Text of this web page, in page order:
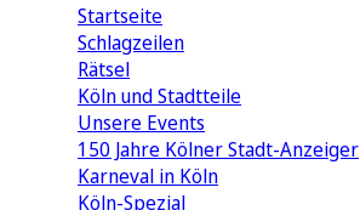
Startseite
Schlagzeilen
Rätsel
Köln und Stadtteile
Unsere Events
150 Jahre Kölner Stadt-Anzeiger
Karneval in Köln
Köln-Spezial